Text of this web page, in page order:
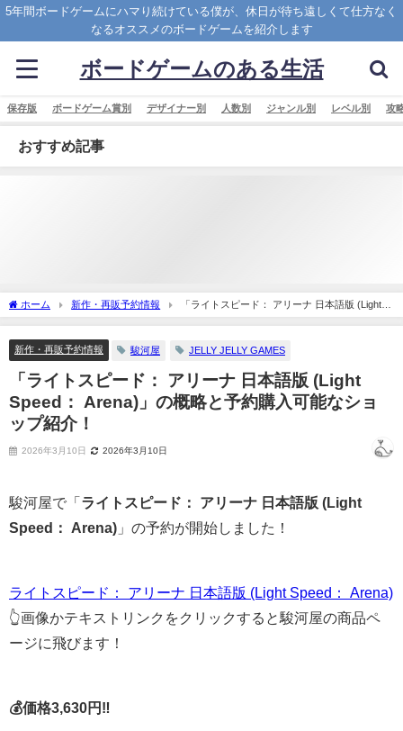
5年間ボードゲームにハマり続けている僕が、休日が待ち遠しくて仕方なく
なるオススメのボードゲームを紹介します
ボードゲームのある生活
保存版 ボードゲーム賞別 デザイナー別 人数別 ジャンル別 レベル別 攻
おすすめ記事
ホーム 新作・再販予約情報
「ライトスピード： アリーナ 日本語版 (Light
Speed： Arena)」の概略と予約購入可能なショップ紹介！
新作・再販予約情報 駿河屋 JELLY JELLY GAMES
「ライトスピード： アリーナ 日本語版 (Light
Speed： Arena)」の概略と予約購入可能なショ
ップ紹介！
2026年3月10日 2026年3月10日
駿河屋で「 ライトスピード： アリーナ 日本語版 (Light
Speed： Arena) 」の予約が開始しました！
ライトスピード： アリーナ 日本語版 (Light Speed： Arena)
👆画像かテキストリンクをクリックすると駿河屋の商品ペ
ージに飛びます！
💰価格3,630円‼